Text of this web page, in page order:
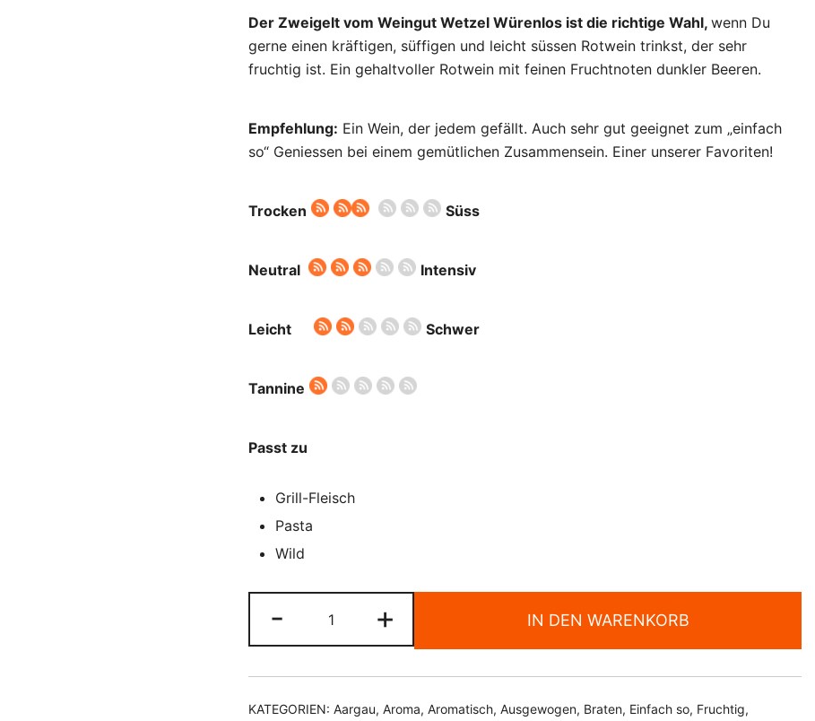
Der Zweigelt vom Weingut Wetzel Würenlos ist die richtige Wahl, wenn Du
gerne einen kräftigen, süffigen und leicht süssen Rotwein trinkst, der sehr
fruchtig ist. Ein gehaltvoller Rotwein mit feinen Fruchtnoten dunkler Beeren.
Empfehlung: Ein Wein, der jedem gefällt. Auch sehr gut geeignet zum „einfach
so“ Geniessen bei einem gemütlichen Zusammensein. Einer unserer Favoriten!
Trocken Süss
Neutral Intensiv
Leicht Schwer
Tannine
Passt zu
Grill-Fleisch
Pasta
Wild
-
Wetzel
Würenlos
Menge
+ IN DEN WARENKORB
KATEGORIEN: Aargau, Aroma, Aromatisch, Ausgewogen, Braten, Einfach so, Fruchtig,